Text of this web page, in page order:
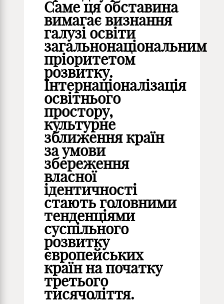
Саме ця обставина
вимагає визнання
галузі освіти
загальнонаціональним
пріоритетом
розвитку.
Інтернаціоналізація
освітнього
простору,
культурне
зближення країн
за умови
збереження
власної
ідентичності
стають головними
тенденціями
суспільного
розвитку
європейських
країн на початку
третього
тисячоліття.